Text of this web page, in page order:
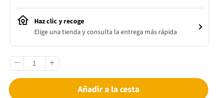
Haz clic y recoge
Elige una tienda y consulta la entrega más rápida
Añadir a la cesta